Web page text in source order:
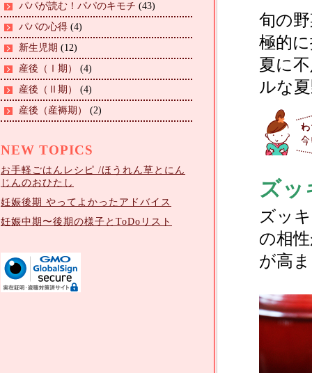
パパが読む！パパのキモチ (43)
パパの心得 (4)
新生児期 (12)
産後（Ⅰ期）
(4)
産後（Ⅱ期）
(4)
産後（産褥期）
(2)
NEW TOPICS
お手軽ごはんレシピ /ほうれん草とにん
じんのおひたし
妊娠後期 やってよかったアドバイス
妊娠中期〜後期の様子とToDoリスト
旬の
極的
夏に
ルな
ズッ
ズッ
の相
が高